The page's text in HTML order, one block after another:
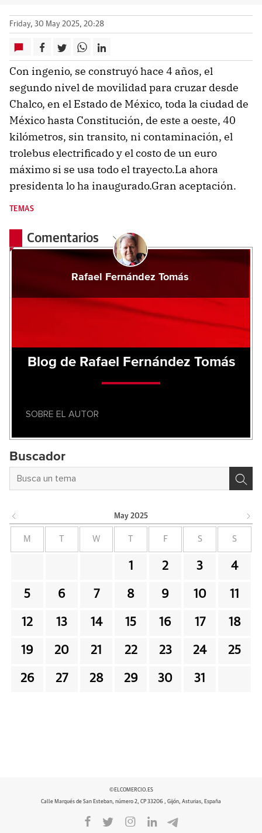
Friday, 30 May 2025, 20:28
Con ingenio, se construyó hace 4 años, el
segundo nivel de movilidad para cruzar desde
Chalco, en el Estado de México, toda la ciudad de
México hasta Constitución, de este a oeste, 40
kilómetros, sin transito, ni contaminación, el
trolebus electrificado y el costo de un euro
máximo si se usa todo el trayecto.La ahora
presidenta lo ha inaugurado.Gran aceptación.
TEMAS
Comentarios
Rafael Fernández Tomás
Blog de Rafael Fernández Tomás
SOBRE EL AUTOR
Buscador
May 2025
M W F S S
1 2 3 4
5 6 7 8 9 10 11
12 13 14 15 16 17 18
19 20 21 22 23 24 25
26 27 28 29 30 31
©ELCOMERCIO.ES
Calle Marqués de San Esteban, número 2, CP 33206 , Gijón, Asturias, España